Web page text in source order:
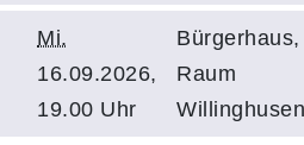
Mi.
16.09.2026,
19.00 Uhr
Bürgerhaus,
Raum
Willinghusen